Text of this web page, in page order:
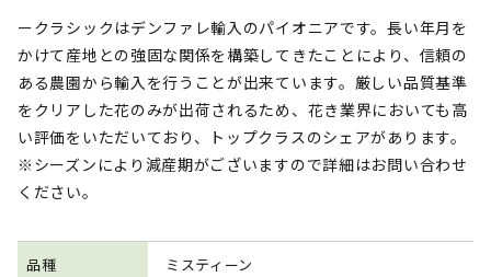
ークラシックはデンファレ輸入のパイオニアです。長い年月を
かけて産地との強固な関係を構築してきたことにより、信頼の
ある農園から輸入を行うことが出来ています。厳しい品質基準
をクリアした花のみが出荷されるため、花き業界においても高
い評価をいただいており、トップクラスのシェアがあります。
※シーズンにより減産期がございますので詳細はお問い合わせ
ください。
品種 ミスティーン